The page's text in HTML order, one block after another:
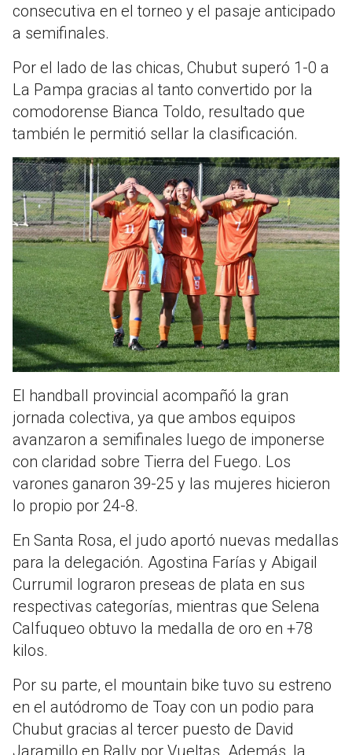
consecutiva en el torneo y el pasaje anticipado
a semifinales.
Por el lado de las chicas, Chubut superó 1-0 a
La Pampa gracias al tanto convertido por la
comodorense Bianca Toldo, resultado que
también le permitió sellar la clasificación.
El handball provincial acompañó la gran
jornada colectiva, ya que ambos equipos
avanzaron a semifinales luego de imponerse
con claridad sobre Tierra del Fuego. Los
varones ganaron 39-25 y las mujeres hicieron
lo propio por 24-8.
En Santa Rosa, el judo aportó nuevas medallas
para la delegación. Agostina Farías y Abigail
Currumil lograron preseas de plata en sus
respectivas categorías, mientras que Selena
Calfuqueo obtuvo la medalla de oro en +78
kilos.
Por su parte, el mountain bike tuvo su estreno
en el autódromo de Toay con un podio para
Chubut gracias al tercer puesto de David
Jaramillo en Rally por Vueltas. Además, la